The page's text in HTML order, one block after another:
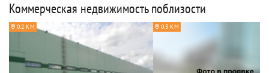
Коммерческая недвижимость поблизости
0.2 КМ 0.3 КМ